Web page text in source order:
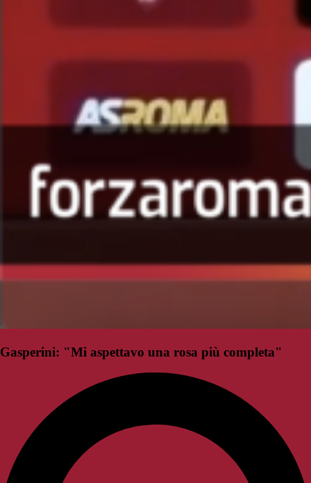
Gasperini: "Mi aspettavo una rosa più completa"